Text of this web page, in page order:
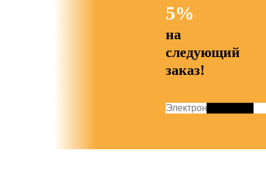
5%
на
следующий
заказ!